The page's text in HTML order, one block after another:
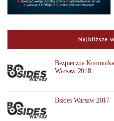
Najbliższe
Bezpieczna
Warsaw 2018
Bsides Warsaw 2017